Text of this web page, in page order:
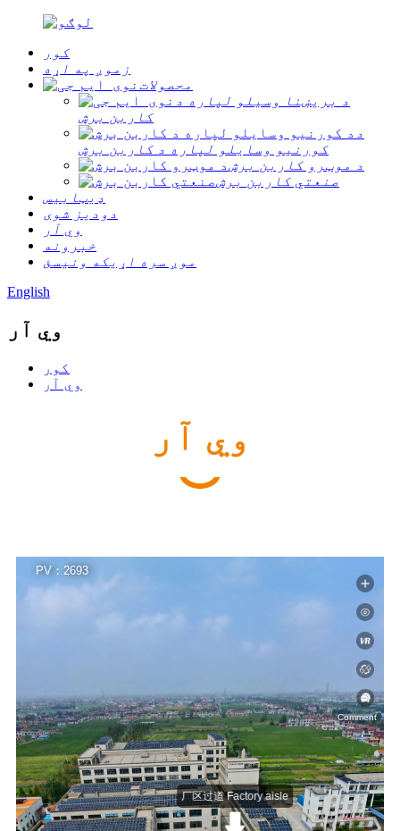
کور
زموږ په اړه
محصولات
د بریښنا وسیلو لپاره د
کاربن برش
د
کورنیو وسایلو لپاره د کاربن برش
د موټرو کاربن برش
صنعتي کاربن برش
ډیټابیس
دودیز شوی
وي آر
خبرونه
موږ سره اړیکه ونیسئ
English
وي آر
کور
وي آر
وي آر